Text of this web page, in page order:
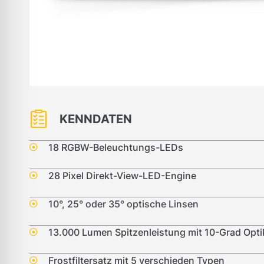
KENNDATEN
18 RGBW-Beleuchtungs-LEDs
28 Pixel Direkt-View-LED-Engine
10°, 25° oder 35° optische Linsen
13.000 Lumen Spitzenleistung mit 10-Grad
Frostfiltersatz mit 5 verschieden Typen